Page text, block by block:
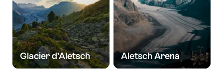
Glacier d’Aletsch Aletsch Arena